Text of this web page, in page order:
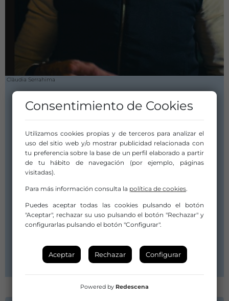
Clàudia Serrahima
TEATRO
Gola
Subgénero:
Teatro contemporáneo
Duración:
16 noviembre 2024
Compañía/Artista:
Bitò Produccions, SL
Bitò Produccions, SL
Consentimiento de Cookies
Utilizamos cookies propias y de terceros para analizar el
uso del sitio web y/o mostrar publicidad relacionada con
tu preferencia sobre la base de un perfil elaborado a partir
de tu hábito de navegación (por ejemplo, páginas
visitadas).
Para más información consulta la política de cookies.
Puedes aceptar todas las cookies pulsando el botón
"Aceptar", rechazar su uso pulsando el botón "Rechazar" y
configurarlas pulsando el botón "Configurar".
Aceptar Rechazar Configurar
Powered by Redescena